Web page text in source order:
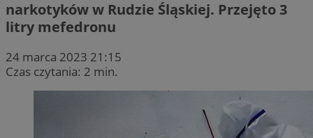
narkotyków w Rudzie Śląskiej. Przejęto 3
litry mefedronu
24 marca 2023 21:15
Czas czytania: 2 min.